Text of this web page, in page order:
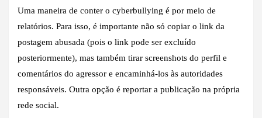
Uma maneira de conter o cyberbullying é por meio de
relatórios. Para isso, é importante não só copiar o link da
postagem abusada (pois o link pode ser excluído
posteriormente), mas também tirar screenshots do perfil e
comentários do agressor e encaminhá-los às autoridades
responsáveis. Outra opção é reportar a publicação na própria
rede social.